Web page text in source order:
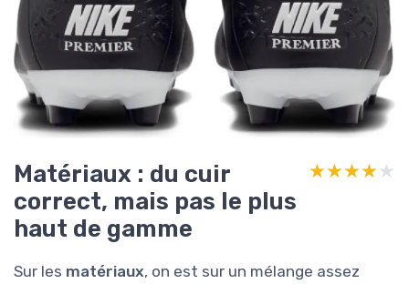
Matériaux : du cuir
correct, mais pas le plus
haut de gamme
★★★★★
★★★★★
Sur les matériaux, on est sur un mélange assez